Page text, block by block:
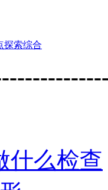
探索综合
什么检查